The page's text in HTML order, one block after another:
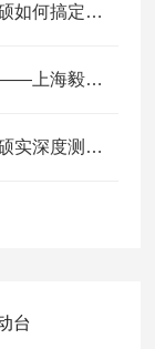
国内非标试验设备生产商推荐：上海毅硕如何搞定新能源/航空/医药复合环境定制
非标试验设备售后与品质双优厂家推荐——上海毅硕服务闭环解析
非标试验设备推荐厂家哪家强？上海毅硕实深度测评与选型指南